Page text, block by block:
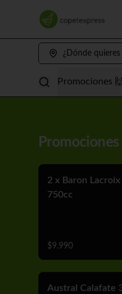
¿Dónde quieres
Promociones 🙌
Promociones
2 x Baron
750cc
$9.990
Austral Calafate